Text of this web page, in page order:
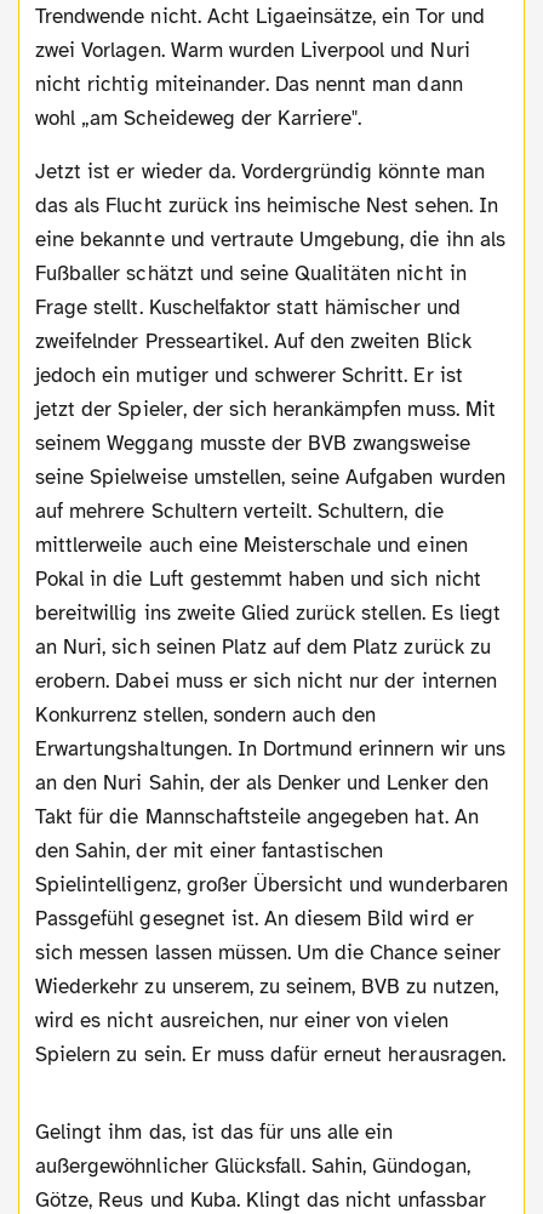
Trendwende nicht. Acht Ligaeinsätze, ein Tor und
zwei Vorlagen. Warm wurden Liverpool und Nuri
nicht richtig miteinander. Das nennt man dann
wohl „am Scheideweg der Karriere".
Jetzt ist er wieder da. Vordergründig könnte man
das als Flucht zurück ins heimische Nest sehen. In
eine bekannte und vertraute Umgebung, die ihn als
Fußballer schätzt und seine Qualitäten nicht in
Frage stellt. Kuschelfaktor statt hämischer und
zweifelnder Presseartikel. Auf den zweiten Blick
jedoch ein mutiger und schwerer Schritt. Er ist
jetzt der Spieler, der sich herankämpfen muss. Mit
seinem Weggang musste der BVB zwangsweise
seine Spielweise umstellen, seine Aufgaben wurden
auf mehrere Schultern verteilt. Schultern, die
mittlerweile auch eine Meisterschale und einen
Pokal in die Luft gestemmt haben und sich nicht
bereitwillig ins zweite Glied zurück stellen. Es liegt
an Nuri, sich seinen Platz auf dem Platz zurück zu
erobern. Dabei muss er sich nicht nur der internen
Konkurrenz stellen, sondern auch den
Erwartungshaltungen. In Dortmund erinnern wir uns
an den Nuri Sahin, der als Denker und Lenker den
Takt für die Mannschaftsteile angegeben hat. An
den Sahin, der mit einer fantastischen
Spielintelligenz, großer Übersicht und wunderbaren
Passgefühl gesegnet ist. An diesem Bild wird er
sich messen lassen müssen. Um die Chance seiner
Wiederkehr zu unserem, zu seinem, BVB zu nutzen,
wird es nicht ausreichen, nur einer von vielen
Spielern zu sein. Er muss dafür erneut herausragen.
Gelingt ihm das, ist das für uns alle ein
außergewöhnlicher Glücksfall. Sahin, Gündogan,
Götze, Reus und Kuba. Klingt das nicht unfassbar